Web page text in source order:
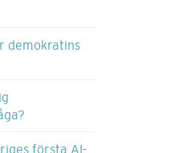
demokratins
första AI-